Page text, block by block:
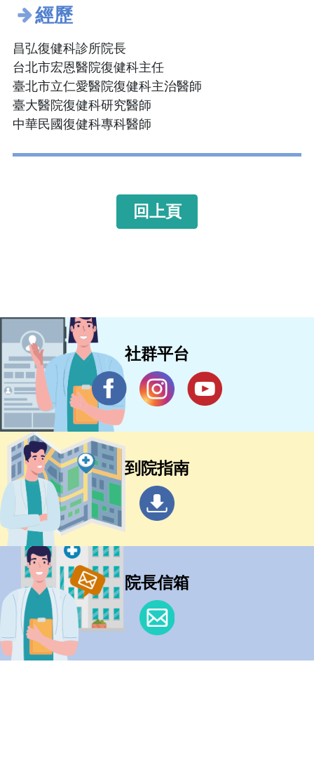
經歷
昌弘復健科診所院長
台北市宏恩醫院復健科主任
臺北市立仁愛醫院復健科主治醫師
臺大醫院復健科研究醫師
中華民國復健科專科醫師
回上頁
社群平台
到院指南
院長信箱